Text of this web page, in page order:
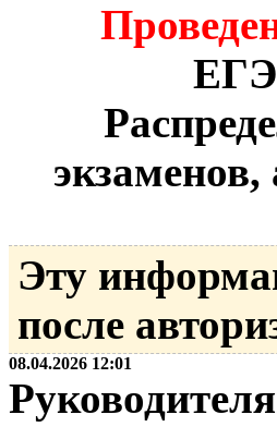
ЕГЭ
Эту
после
08.04.2026 12:01